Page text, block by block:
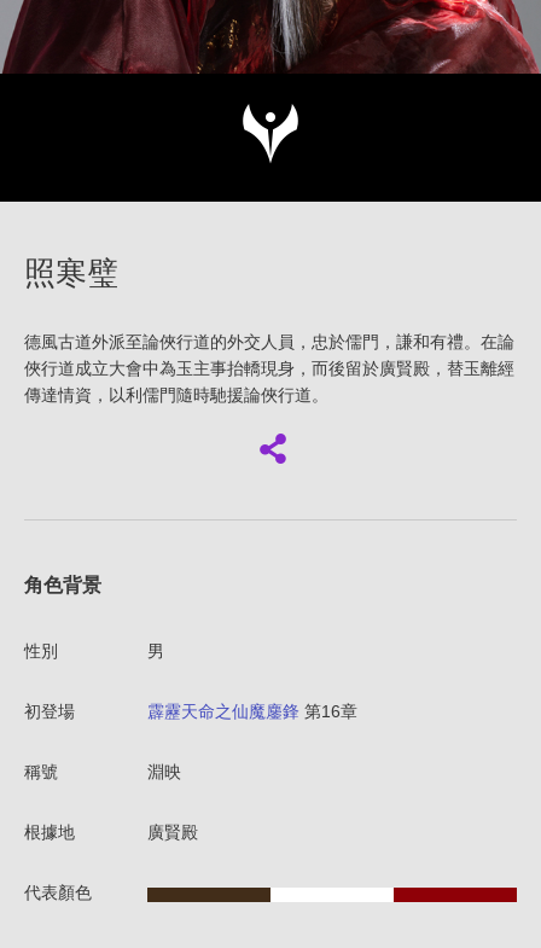
照寒璧
德風古道外派至論俠行道的外交人員，忠於儒門，謙和有禮。在論
俠行道成立大會中為玉主事抬轎現身，而後留於廣賢殿，替玉離經
傳達情資，以利儒門隨時馳援論俠行道。
角色背景
性別 男
初登場 霹靂天命之仙魔鏖鋒 第16章
稱號 淵映
根據地 廣賢殿
代表顏色